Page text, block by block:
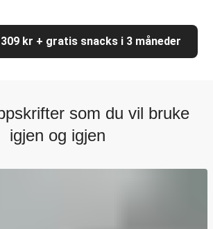
kr + gratis snacks i 3 måneder
som du vil bruke
igjen og igjen